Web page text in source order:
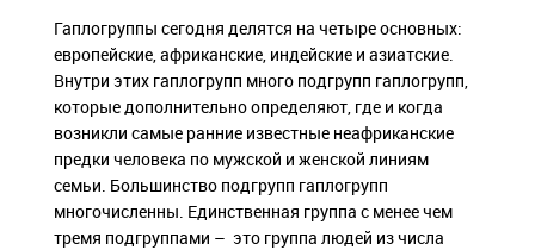
Гаплогруппы сегодня делятся на четыре основных:
европейские, африканские, индейские и азиатские.
Внутри этих гаплогрупп много подгрупп гаплогрупп,
которые дополнительно определяют, где и когда
возникли самые ранние известные неафриканские
предки человека по мужской и женской линиям
семьи. Большинство подгрупп гаплогрупп
многочисленны. Единственная группа с менее чем
тремя подгруппами – это группа людей из числа